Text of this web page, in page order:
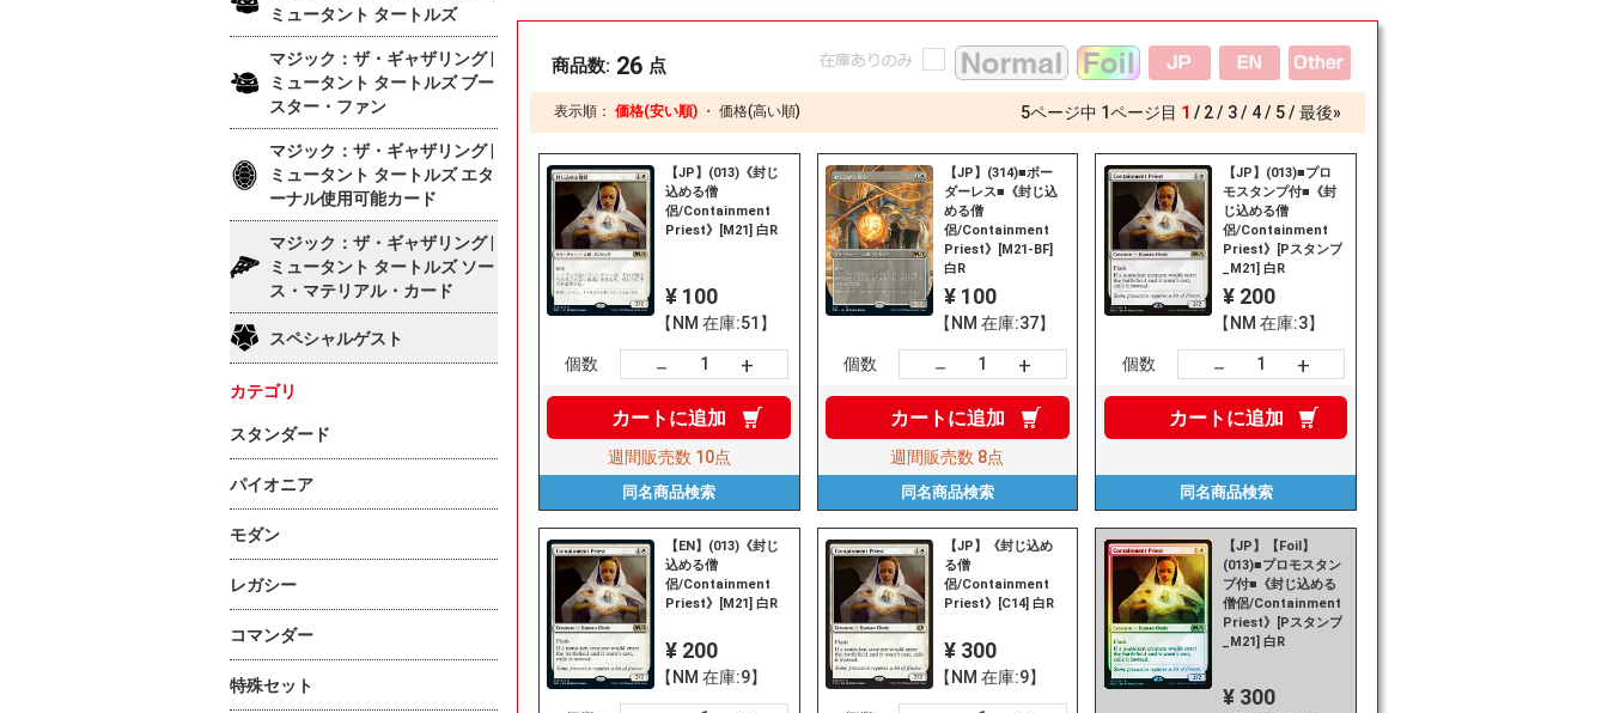
商品数: 26 点
表示順： 価格(安い順) ・ 価格(高い順) 5ページ中 1ページ目 1 2 3 4 5 最後»
【JP】(013)《封じ
込める僧
侶/Containment
Priest》[M21] 白R
¥ 100
【NM 在庫:51】
個数 － +
カートに追加
週間販売数 10点
同名商品検索
【JP】(314)■ボー
ダーレス■《封じ込
める僧
侶/Containment
Priest》[M21-BF]
白R
¥ 100
【NM 在庫:37】
個数 － +
カートに追加
週間販売数 8点
同名商品検索
【JP】(013)■プロ
モスタンプ付■《封
じ込める僧
侶/Containment
Priest》[Pスタンプ
_M21] 白R
¥ 200
【NM 在庫:3】
個数 － +
カートに追加
同名商品検索
【EN】(013)《封じ
込める僧
侶/Containment
Priest》[M21] 白R
¥ 200
【NM 在庫:9】
【JP】《封じ込め
る僧
侶/Containment
Priest》[C14] 白R
¥ 300
【NM 在庫:9】
【JP】【Foil】
(013)■プロモスタン
プ付■《封じ込める
僧侶/Containment
Priest》[Pスタンプ
_M21] 白R
¥ 300